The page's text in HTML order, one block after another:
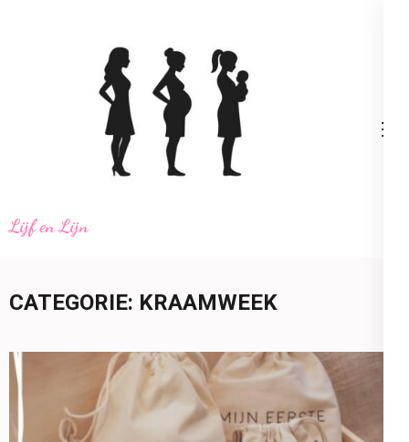
Lijf en Lijn
CATEGORIE: KRAAMWEEK